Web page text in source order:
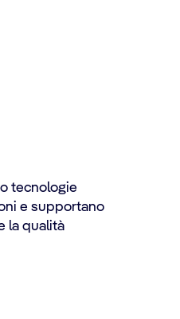
tecnologie
e supportano
la qualità